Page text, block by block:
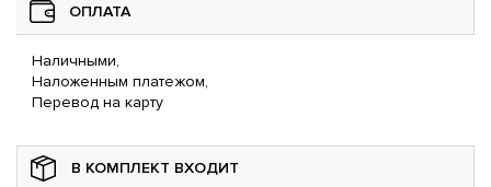
ОПЛАТА
Наличными,
Наложенным платежом,
Перевод на карту
В КОМПЛЕКТ ВХОДИТ